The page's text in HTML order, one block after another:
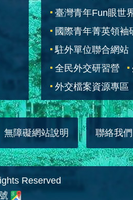
臺灣青年Fun眼世
國際青年菁英領袖
駐外單位聯合網站
全民外交研習營
外交檔案資源專區
無障礙網站說明 聯絡我們
Reserved